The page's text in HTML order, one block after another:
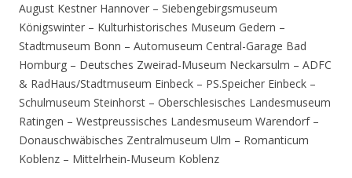
August Kestner Hannover – Siebengebirgsmuseum
Königswinter – Kulturhistorisches Museum Gedern –
Stadtmuseum Bonn – Automuseum Central-Garage Bad
Homburg – Deutsches Zweirad-Museum Neckarsulm – ADFC
& RadHaus/Stadtmuseum Einbeck – PS.Speicher Einbeck –
Schulmuseum Steinhorst – Oberschlesisches Landesmuseum
Ratingen – Westpreussisches Landesmuseum Warendorf –
Donauschwäbisches Zentralmuseum Ulm – Romanticum
Koblenz – Mittelrhein-Museum Koblenz